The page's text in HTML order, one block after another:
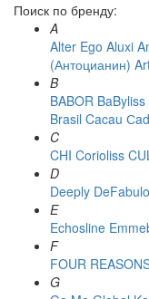
Поиск по бренду:
A
Alter Ego Aluxi
(Антоцианин)
B
BABOR BaByliss
Brasil Cacau
C
CHI Corioliss
D
Deeply
E
Echosline
F
FOUR
G